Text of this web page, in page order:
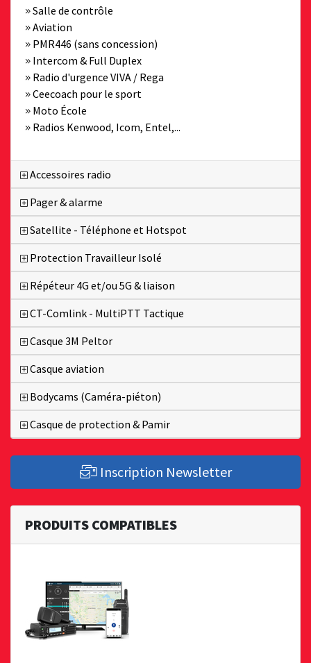
Salle de contrôle
Aviation
PMR446 (sans concession)
Intercom & Full Duplex
Radio d'urgence VIVA / Rega
Ceecoach pour le sport
Moto École
Radios Kenwood, Icom, Entel,...
Accessoires radio
Pager & alarme
Satellite - Téléphone et Hotspot
Protection Travailleur Isolé
Répéteur 4G et/ou 5G & liaison
CT-Comlink - MultiPTT Tactique
Casque 3M Peltor
Casque aviation
Bodycams (Caméra-piéton)
Casque de protection & Pamir
Inscription Newsletter
PRODUITS COMPATIBLES